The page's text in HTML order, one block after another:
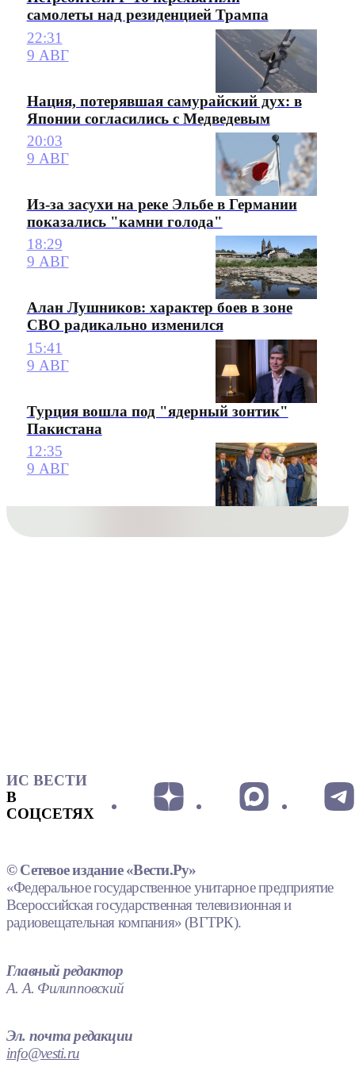
самолеты над резиденцией Трампа
22:31
9 АВГ
Нация, потерявшая самурайский дух: в
Японии согласились с Медведевым
20:03
9 АВГ
Из-за засухи на реке Эльбе в Германии
показались "камни голода"
18:29
9 АВГ
Алан Лушников: характер боев в зоне
СВО радикально изменился
15:41
9 АВГ
Турция вошла под "ядерный зонтик"
Пакистана
12:35
9 АВГ
ИС ВЕСТИ
В
СОЦСЕТЯХ
© Сетевое издание «Вести.Ру»
«Федеральное государственное унитарное предприятие
Всероссийская государственная телевизионная и
радиовещательная компания» (ВГТРК).
Главный редактор
А. А. Филипповский
Эл. почта редакции
info@vesti.ru